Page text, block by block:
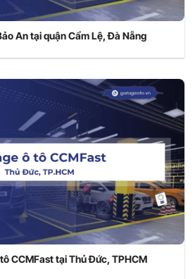
An tại quận Cẩm Lệ, Đà Nẵng
CCMFast tại Thủ Đức, TPHCM